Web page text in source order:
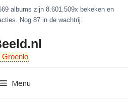
albums zijn 8.601.509x bekeken en
Nog 87 in de wachtrij.
Groenlo
Menu